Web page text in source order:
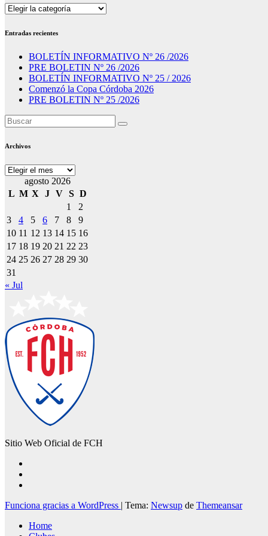
Secciones
Entradas recientes
BOLETÍN INFORMATIVO Nº 26 /2026
PRE BOLETIN Nº 26 /2026
BOLETÍN INFORMATIVO Nº 25 / 2026
Comenzó la Copa Córdoba 2026
PRE BOLETIN Nº 25 /2026
Archivos
Archivos
agosto 2026
L M X J V S D
1
2
3
4 5 6 7 8
9
10 11 12 13 14 15 16
17 18 19 20 21 22 23
24 25 26 27 28 29 30
31
« Jul
Sitio Web Oficial de FCH
Funciona gracias a WordPress | Tema: Newsup de Themeansar
Home